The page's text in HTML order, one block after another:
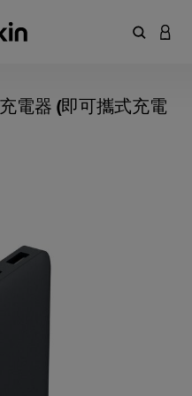
輸入關鍵
登入
電器 (即可攜式充電